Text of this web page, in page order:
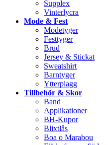
Supplex
Vinterlycra
Mode & Fest
Modetyger
Festtyger
Brud
Jersey & Stickat
Sweatshirt
Barntyger
Ytterplagg
Tillbehör & Skor
Band
Applikationer
BH-Kupor
Blixtlås
Boa o Marabou